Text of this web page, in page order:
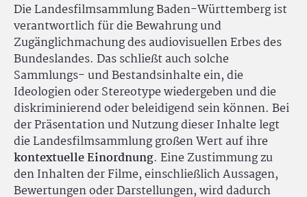
Die Landesfilmsammlung Baden-Württemberg ist
verantwortlich für die Bewahrung und
Zugänglichmachung des audiovisuellen Erbes des
Bundeslandes. Das schließt auch solche
Sammlungs- und Bestandsinhalte ein, die
Ideologien oder Stereotype wiedergeben und die
diskriminierend oder beleidigend sein können. Bei
der Präsentation und Nutzung dieser Inhalte legt
die Landesfilmsammlung großen Wert auf ihre
kontextuelle Einordnung. Eine Zustimmung zu
den Inhalten der Filme, einschließlich Aussagen,
Bewertungen oder Darstellungen, wird dadurch